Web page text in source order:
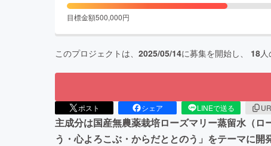
目標金額500,000円
このプロジェクトは、 2025/05/14に募集を開始し、 18
ポスト シェア LINEで送る
主成分は国産無農薬栽培ローズマリー蒸留水（
う・心よろこぶ・からだととのう」をテーマに開